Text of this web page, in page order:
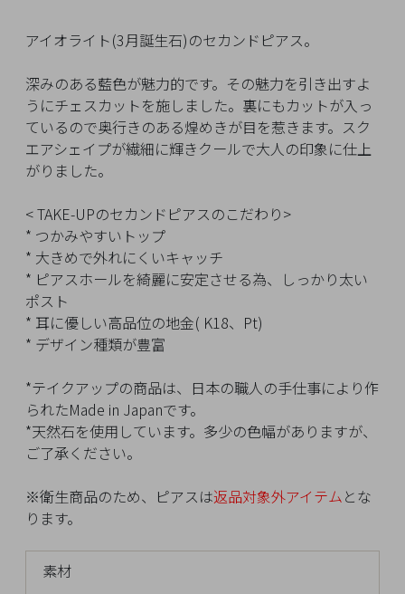
アイオライト(3月誕生石)のセカンドピアス。
深みのある藍色が魅力的です。その魅力を引き出すよ
うにチェスカットを施しました。裏にもカットが入っ
ているので奥行きのある煌めきが目を惹きます。スク
エアシェイプが繊細に輝きクールで大人の印象に仕上
がりました。
< TAKE-UPのセカンドピアスのこだわり>
* つかみやすいトップ
* 大きめで外れにくいキャッチ
* ピアスホールを綺麗に安定させる為、しっかり太い
ポスト
* 耳に優しい高品位の地金( K18、Pt)
* デザイン種類が豊富
*テイクアップの商品は、日本の職人の手仕事により作
られたMade in Japanです。
*天然石を使用しています。多少の色幅がありますが、
ご了承ください。
※衛生商品のため、ピアスは返品対象外アイテムとな
ります。
素材
up
マ
ペ
ー
ジ
お
気
入
り
ア
イ
ム
最